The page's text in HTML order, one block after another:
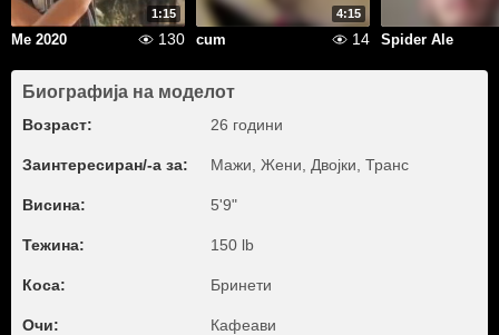
1:15
Me 2020 130
4:15
cum 14 Spider Ale
Биографија на моделот
Возраст: 26 години
Заинтересиран/-а за: Мажи, Жени, Двојки, Транс
Висина: 5'9"
Тежина: 150 lb
Коса: Бринети
Очи: Кафеави